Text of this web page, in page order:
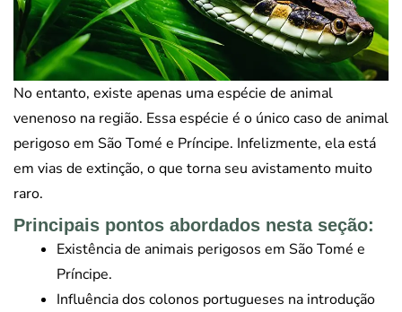
No entanto, existe apenas uma espécie de animal
venenoso na região. Essa espécie é o único caso de animal
perigoso em São Tomé e Príncipe. Infelizmente, ela está
em vias de extinção, o que torna seu avistamento muito
raro.
Principais pontos abordados nesta seção:
Existência de animais perigosos em São Tomé e
Príncipe.
Influência dos colonos portugueses na introdução